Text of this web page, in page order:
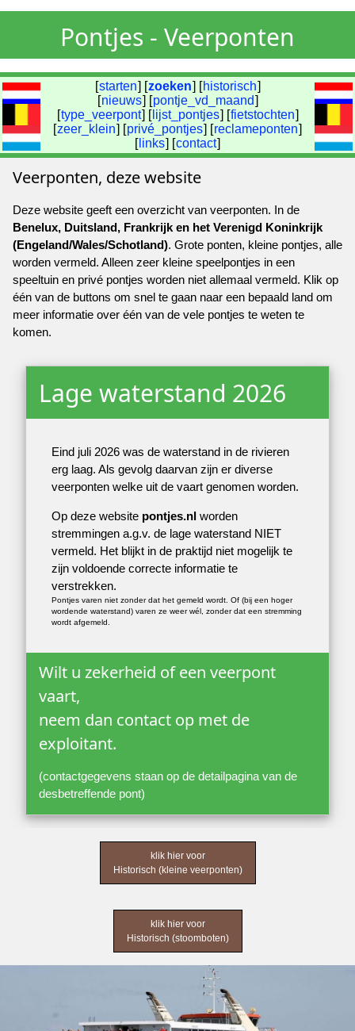
Pontjes - Veerponten
[starten] [zoeken] [historisch]
[nieuws] [pontje_vd_maand]
[type_veerpont] [lijst_pontjes] [fietstochten]
[zeer_klein] [privé_pontjes] [reclameponten]
[ links] [contact]
Veerponten, deze website
Deze website geeft een overzicht van veerponten. In de
Benelux, Duitsland, Frankrijk en het Verenigd Koninkrijk
(Engeland/Wales/Schotland). Grote ponten, kleine pontjes, alle
worden vermeld. Alleen zeer kleine speelpontjes in een
speeltuin en privé pontjes worden niet allemaal vermeld. Klik op
één van de buttons om snel te gaan naar een bepaald land om
meer informatie over één van de vele pontjes te weten te
komen.
Lage waterstand 2026
Eind juli 2026 was de waterstand in de rivieren
erg laag. Als gevolg daarvan zijn er diverse
veerponten welke uit de vaart genomen worden.
Op deze website pontjes.nl worden
stremmingen a.g.v. de lage waterstand NIET
vermeld. Het blijkt in de praktijd niet mogelijk te
zijn voldoende correcte informatie te
verstrekken.
Pontjes varen niet zonder dat het gemeld wordt. Of (bij een hoger
wordende waterstand) varen ze weer wél, zonder dat een stremming
wordt afgemeld.
Wilt u zekerheid of een veerpont
vaart,
neem dan contact op met de
exploitant.
(contactgegevens staan op de detailpagina van de
desbetreffende pont)
klik hier voor
Historisch (kleine veerponten)
klik hier voor
Historisch (stoomboten)